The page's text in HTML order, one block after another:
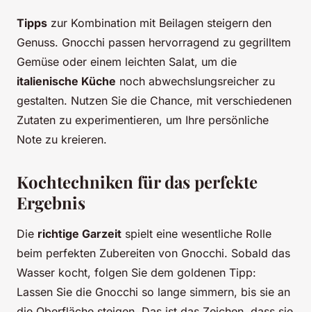
Tipps zur Kombination mit Beilagen steigern den
Genuss. Gnocchi passen hervorragend zu gegrilltem
Gemüse oder einem leichten Salat, um die
italienische Küche noch abwechslungsreicher zu
gestalten. Nutzen Sie die Chance, mit verschiedenen
Zutaten zu experimentieren, um Ihre persönliche
Note zu kreieren.
Kochtechniken für das perfekte
Ergebnis
Die richtige Garzeit spielt eine wesentliche Rolle
beim perfekten Zubereiten von Gnocchi. Sobald das
Wasser kocht, folgen Sie dem goldenen Tipp:
Lassen Sie die Gnocchi so lange simmern, bis sie an